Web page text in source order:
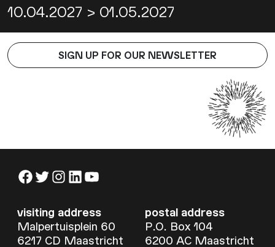
10.04.2027 > 01.05.2027
SIGN UP FOR OUR NEWSLETTER
Facebook
Twitter
Instagram
LinkedIn
YouTube
visiting address
Malpertuisplein 60
6217 CD Maastricht
postal address
P.O. Box 104
6200 AC Maastricht